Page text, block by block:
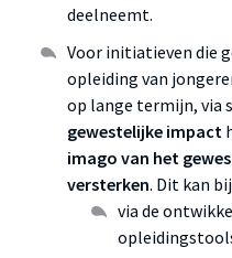
deelneemt.
Voor initiatieven die
opleiding van
op lange termijn, via
gewestelijke impact
imago van het
versterken. Dit kan
via de